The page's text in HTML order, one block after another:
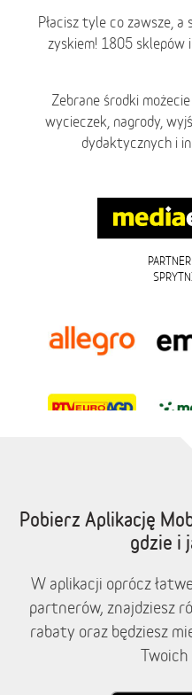
Płacisz tyle co zawsze,
zyskiem! 1805
Zebrane środki
wycieczek, nagrody,
dydaktycznych i
Pobierz Aplikację
gdzie i
W aplikacji oprócz
partnerów, znajdziesz
rabaty oraz będziesz
Twoich